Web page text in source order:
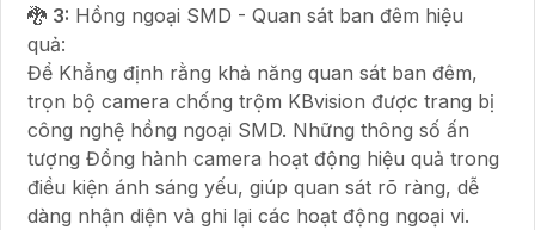
🐉️ 3: Hồng ngoại SMD - Quan sát ban đêm hiệu
quả:
Để Khẳng định rằng khả năng quan sát ban đêm,
trọn bộ camera chống trộm KBvision được trang bị
công nghệ hồng ngoại SMD. Những thông số ấn
tượng Đồng hành camera hoạt động hiệu quả trong
điều kiện ánh sáng yếu, giúp quan sát rõ ràng, dễ
dàng nhận diện và ghi lại các hoạt động ngoại vi.